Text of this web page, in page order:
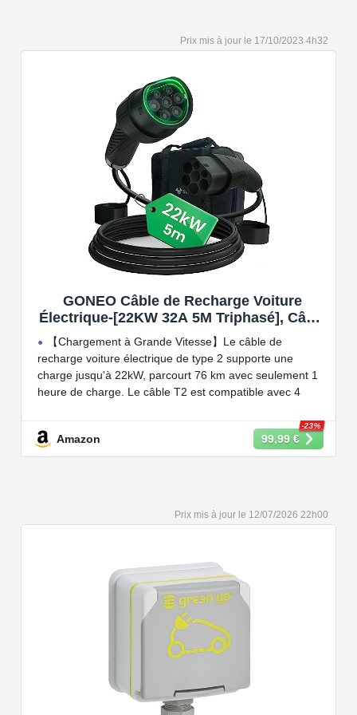
Capacité de charge à puissance réglable jusqu'à 22
kW. Câble de charge Type 2 de 5 ou 7 mètres de long.
Compatible avec tous les compteurs d'énergie Wallbox
permettant d'éviter les pannes de courant, les surprises
sur vos factures d'énergie et de charger votre VE avec
vos panneaux solaires.
17/10/2023 4h32
GONEO Câble de Recharge Voiture
Électrique-[22KW 32A 5M Triphasé], Câble
Type 2 à Type 2 EV/PHEV, Câble T2 avec
Sac de Transport, Compatible avec Model
3/S/X/Y, e-208, ID.5, E-Tron, IONIQ 5, Zoe,
etc
【Chargement à Grande Vitesse】Le câble de
recharge voiture électrique de type 2 supporte une
charge jusqu'à 22kW, parcourt 76 km avec seulement 1
heure de charge. Le câble T2 est compatible avec 4
【Conception Sécurisée】Nos câbles type 2 vous
de recharge de type 1, CCS1, CHAdeMO et GB/T.
voiture électrique de type 2 est conforme à la norme
européenne IEC 62196 et convient à tous les EV et
PHEV avec type 2 et CCS2. Convient aux modèles
Y/3/S/X, i3, iX, ID.3, ID.4, ID.5, E-Tron, ZOE, Kona, Leaf,
【Qualité Solide et Fiable】Résistant à l'eau - IP54,
utilise un câble TPU de haute qualité, isolé sans choc
électrique, résistant à l'usure et à la flexion. Testé avec
10,000 cycles d'insertion et une capacité de charge de 2
Amazon 99,99 €
-23%
12/07/2026 22h00